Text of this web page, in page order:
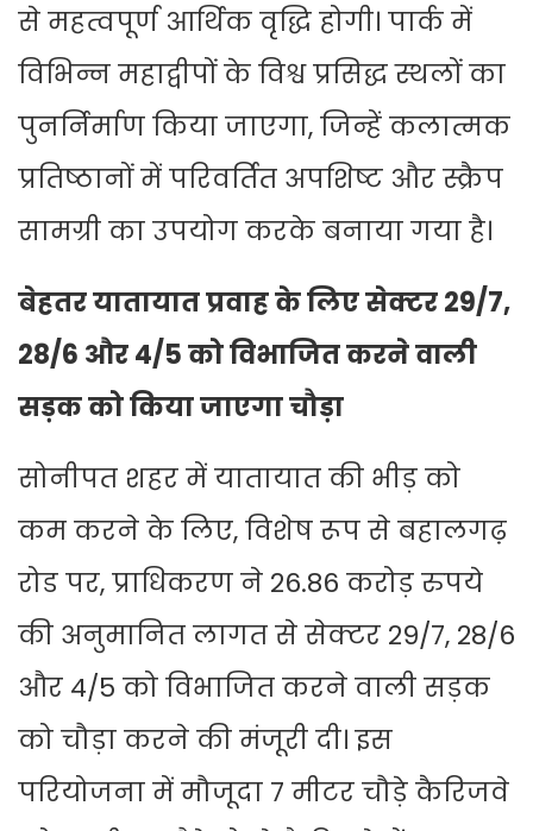
से महत्वपूर्ण आर्थिक वृद्धि होगी। पार्क में
विभिन्न महाद्वीपों के विश्व प्रसिद्ध स्थलों का
पुनर्निर्माण किया जाएगा, जिन्हें कलात्मक
प्रतिष्ठानों में परिवर्तित अपशिष्ट और स्क्रैप
सामग्री का उपयोग करके बनाया गया है।
बेहतर यातायात प्रवाह के लिए सेक्टर 29/7,
28/6 और 4/5 को विभाजित करने वाली
सड़क को किया जाएगा चौड़ा
सोनीपत शहर में यातायात की भीड़ को
कम करने के लिए, विशेष रूप से बहालगढ़
रोड पर, प्राधिकरण ने 26.86 करोड़ रुपये
की अनुमानित लागत से सेक्टर 29/7, 28/6
और 4/5 को विभाजित करने वाली सड़क
को चौड़ा करने की मंजूरी दी। इस
परियोजना में मौजूदा 7 मीटर चौड़े कैरिजवे